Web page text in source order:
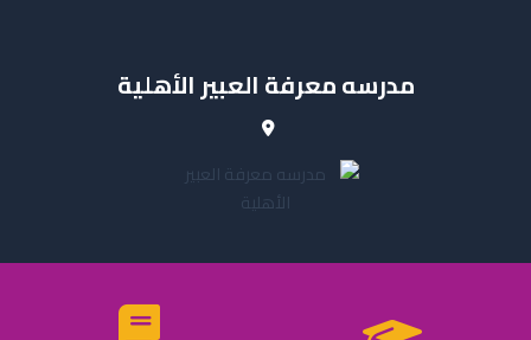
مدرسه معرفة العبير الأهلية